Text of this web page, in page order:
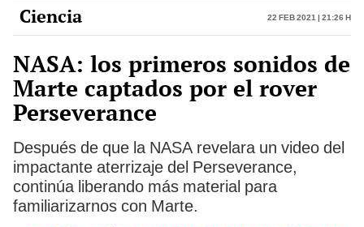
Ciencia 22 Feb 2021 | 21:26 h
NASA: los primeros sonidos de
Marte captados por el rover
Perseverance
Después de que la NASA revelara un video del
impactante aterrizaje del Perseverance,
continúa liberando más material para
familiarizarnos con Marte.